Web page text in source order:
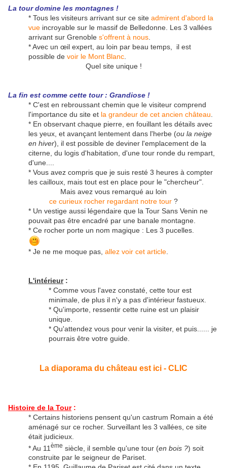
La tour domine les montagnes !
* Tous les visiteurs arrivant sur ce site admirent d'abord la
vue incroyable sur le massif de Belledonne. Les 3 vallées
arrivant sur Grenoble s'offrent à nous
* Avec un œil expert, au loin par beau temps, il est
possible de voir le Mont Blanc
Quel site unique !
La fin est comme cette tour : Grandiose !
* C'est en rebroussant chemin que le visiteur comprend
l'importance du site et la grandeur de cet ancien château
* En observant chaque pierre, en fouillant les détails avec
les yeux, et avançant lentement dans l'herbe (ou la neige
en hiver), il est possible de deviner l'emplacement de la
citerne, du logis d'habitation, d'une tour ronde du rempart,
d'une....
* Vous avez compris que je suis resté 3 heures à compter
les cailloux, mais tout est en place pour le "chercheur".
Mais avez vous remarqué au loin
ce curieux rocher regardant notre tour ?
* Un vestige aussi légendaire que la Tour Sans Venin ne
pouvait pas être encadré par une banale montagne.
* Ce rocher porte un nom magique : Les 3 pucelles.
* Je ne me moque pas, allez voir cet article
L'intérieur:
* Comme vous l'avez constaté, cette tour est
minimale, de plus il n'y a pas d'intérieur fastueux.
* Qu'importe, ressentir cette ruine est un plaisir
unique.
* Qu'attendez vous pour venir la visiter, et puis...... je
pourrais être votre guide.
La diaporama du château est ici - CLIC
Histoire de la Tour:
* Certains historiens pensent qu'un castrum Romain a été
aménagé sur ce rocher. Surveillant les 3 vallées, ce site
était judicieux.
* Au 11 ème siècle, il semble qu'une tour (en bois ?) soit
construite par le seigneur de Pariset.